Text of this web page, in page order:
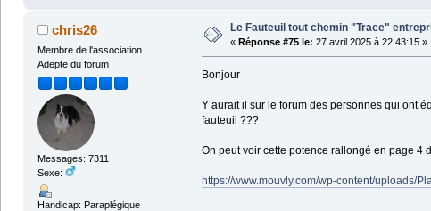
chris26
Membre de l'association
Adepte du forum
Messages: 7311
Sexe:
Handicap: Paraplégique
Le Fauteuil tout chemin "Trace"
« Réponse #75 le: 27 avril 2025 à 22:43:15 »
Bonjour
Y aurait il sur le forum des personnes qui ont
fauteuil ???
On peut voir cette potence rallongé en page 4
https://www.mouvly.com/wp-content/uploads/